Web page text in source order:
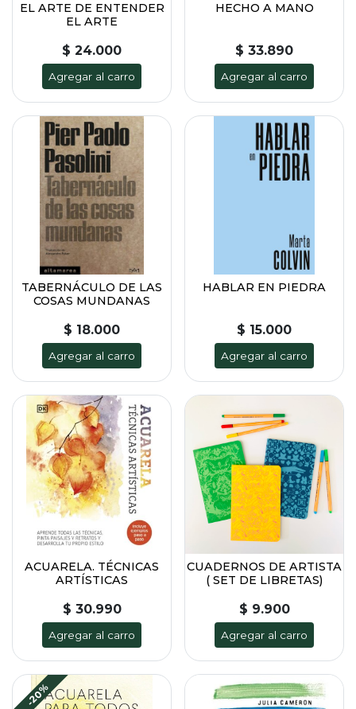
EL ARTE DE ENTENDER
EL ARTE
$ 24.000
Agregar al carro
HECHO A MANO
$ 33.890
Agregar al carro
TABERNÁCULO DE LAS
COSAS MUNDANAS
$ 18.000
Agregar al carro
HABLAR EN PIEDRA
$ 15.000
Agregar al carro
ACUARELA. TÉCNICAS
ARTÍSTICAS
$ 30.990
Agregar al carro
CUADERNOS DE ARTISTA
( SET DE LIBRETAS)
$ 9.900
Agregar al carro
-20%